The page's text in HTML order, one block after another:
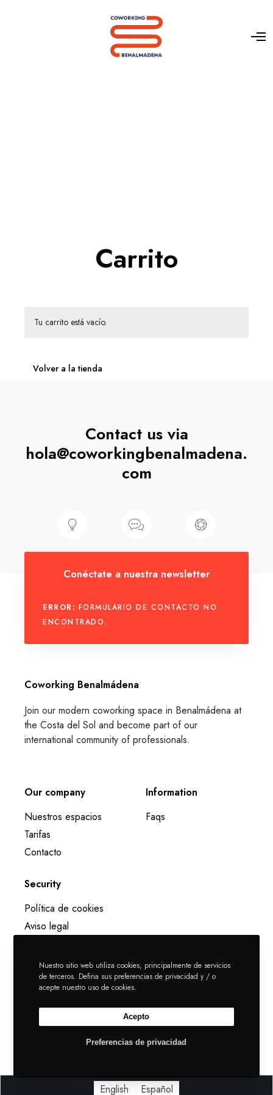
Carrito
Tu carrito está vacío.
Volver a la tienda
Contact us via
hola@coworkingbenalmadena.
com
Conéctate a nuestra newsletter
ERROR: FORMULARIO DE CONTACTO NO
ENCONTRADO.
Coworking Benalmádena
Join our modern coworking space in Benalmádena at
the Costa del Sol and become part of our
international community of professionals.
Our company
Nuestros espacios
Tarifas
Contacto
Information
Faqs
Security
Política de cookies
Aviso legal
Política de cookies
Nuestro sitio web utiliza cookies, principalmente de servicios
de terceros. Defina sus preferencias de privacidad y / o
acepte nuestro uso de cookies.
Preferencias de privacidad
Acepto
English Español